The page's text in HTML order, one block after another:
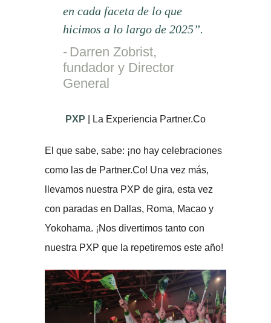
en cada faceta de lo que
hicimos a lo largo de 2025”.
Darren Zobrist,
fundador y Director
General
PXP | La Experiencia Partner.Co
El que sabe, sabe: ¡no hay celebraciones
como las de Partner.Co! Una vez más,
llevamos nuestra PXP de gira, esta vez
con paradas en Dallas, Roma, Macao y
Yokohama. ¡Nos divertimos tanto con
nuestra PXP que la repetiremos este año!